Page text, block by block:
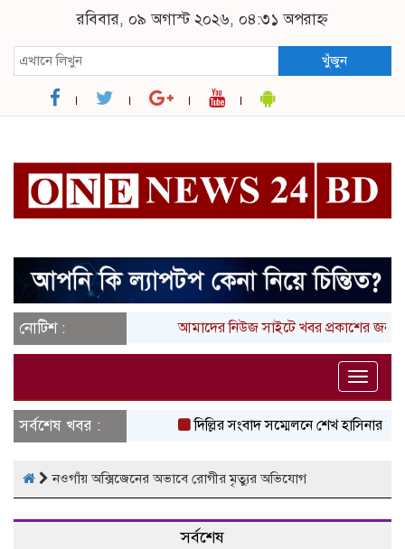
রবিবার, ০৯ অগাস্ট ২০২৬, ০৪:৩১ অপরাহ্ন
খুঁজুন
নোটিশ : আমাদের নিউজ সাইটে খবর প্রকাশের
Toggle
সর্বশেষ খবর :
দিল্লির সংবাদ সম্মেলনে শেখ হাসিনার
নওগাঁয় অক্সিজেনের অভাবে রোগীর মৃত্যুর অভিযোগ
সর্বশেষ